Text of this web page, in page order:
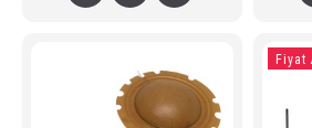
Fiyat